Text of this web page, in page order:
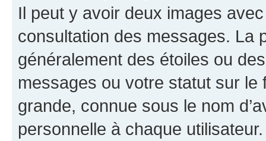
Il peut y avoir deux images
consultation des messages. La
généralement des étoiles ou
messages ou votre statut sur
grande, connue sous le nom
personnelle à chaque utilisateur.